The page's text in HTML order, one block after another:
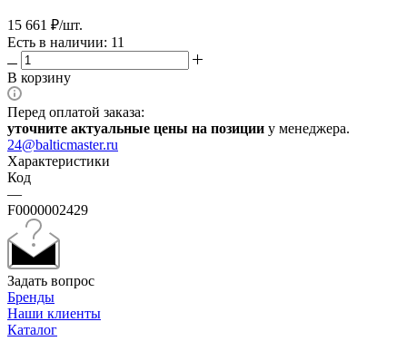
15 661 ₽/шт.
Есть в наличии: 11
В корзину
Перед оплатой заказа:
уточните актуальные цены на позиции у менеджера.
24@balticmaster.ru
Характеристики
Код
—
F0000002429
Задать вопрос
Бренды
Наши клиенты
Каталог